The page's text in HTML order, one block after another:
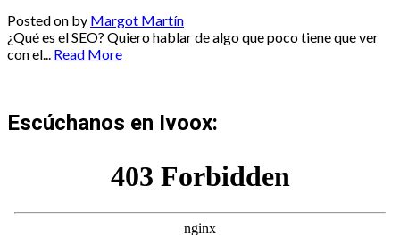
Posted on by Margot Martín
¿Qué es el SEO? Quiero hablar de algo que poco tiene que ver
con el...
Read More
Escúchanos en Ivoox: